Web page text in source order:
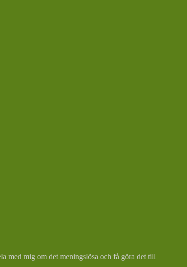
med mig om det meningslösa och få göra det till